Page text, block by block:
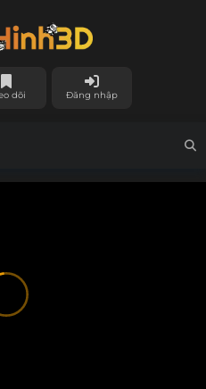
dõi Đăng nhập